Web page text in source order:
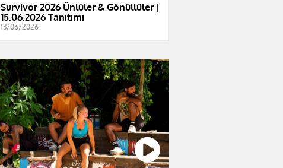
Survivor 2026 Ünlüler & Gönüllüler |
15.06.2026 Tanıtımı
13/06/2026